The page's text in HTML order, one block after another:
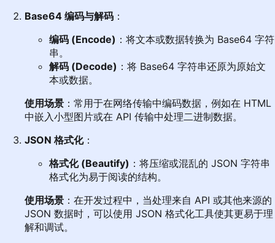
Base64 编码与解码 ：
编码 (Encode) ：将文本或数据转换为 Base64 字符
串。
解码 (Decode) ：将 Base64 字符串还原为原始文
本或数据。
使用场景 ：常用于在网络传输中编码数据，例如在 HTML
中嵌入小型图片或在 API 传输中处理二进制数据。
JSON 格式化：
格式化 (Beautify) ：将压缩或混乱的 JSON 字符串
格式化为易于阅读的结构。
使用场景 ：在开发过程中，当处理来自 API 或其他来源的
JSON 数据时，可以使用 JSON 格式化工具使其更易于理
解和调试。